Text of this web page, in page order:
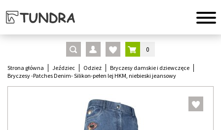
0
Strona główna Jeździec Odzież
Bryczesy damskie i dziewczęce
Bryczesy -Patches Denim- Silikon-pełen lej HKM, niebieski jeansowy